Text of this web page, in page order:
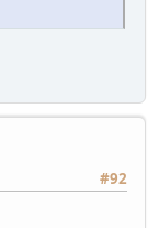
#92